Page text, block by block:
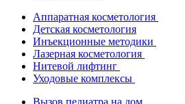
Аппаратная косметология
Детская косметология
Инъекционные методики
Лазерная косметология
Нитевой лифтинг
Уходовые комплексы
Вызов педиатра на дом